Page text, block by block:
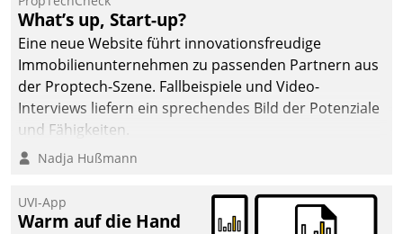
What’s up, Start-up?
Eine neue Website führt innovationsfreudige
Immobilienunternehmen zu passenden Partnern aus
der Proptech-Szene. Fallbeispiele und Video-
Interviews liefern ein sprechendes Bild der Potenziale
und Fähigkeiten.
Nadja Hußmann
UVI-App
Warm auf die Hand